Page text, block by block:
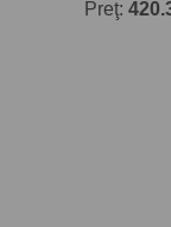
Preţ: